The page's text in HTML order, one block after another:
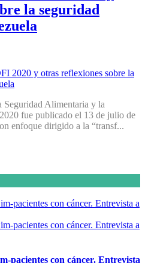
la seguridad
Seguridad Alimentaria y la
fue publicado el 13 de julio de
enfoque dirigido a la “transf...
pacientes con cáncer. Entrevista